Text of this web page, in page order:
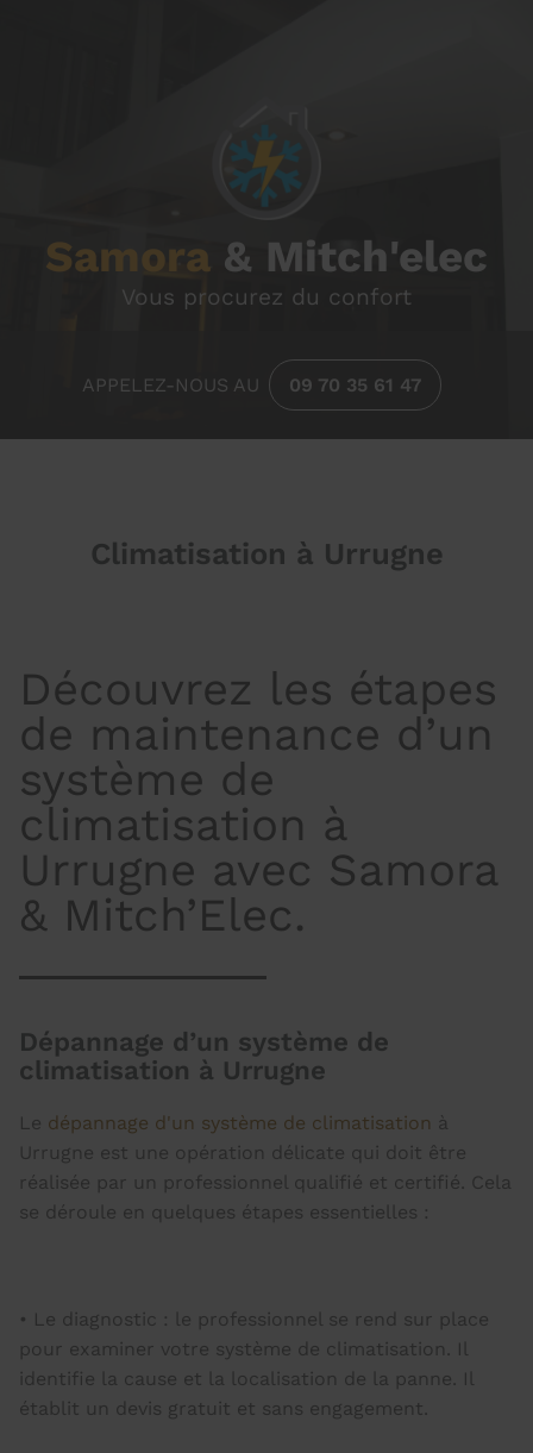
Samora & Mitch'elec
Vous procurez du confort
APPELEZ-NOUS AU 09 70 35 61 47
Climatisation à Urrugne
Découvrez les étapes
de maintenance d’un
système de
climatisation à
Urrugne avec Samora
& Mitch’Elec.
Dépannage d’un système de
climatisation à Urrugne
Le dépannage d'un système de climatisation à
Urrugne est une opération délicate qui doit être
réalisée par un professionnel qualifié et certifié. Cela
se déroule en quelques étapes essentielles :
• Le diagnostic : le professionnel se rend sur place
pour examiner votre système de climatisation. Il
identifie la cause et la localisation de la panne. Il
établit un devis gratuit et sans engagement.